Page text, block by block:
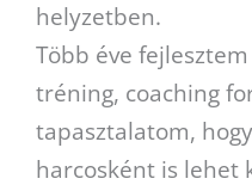
helyzetben.
Több éve
tréning, coaching
tapasztalatom,
harcosként is lehet